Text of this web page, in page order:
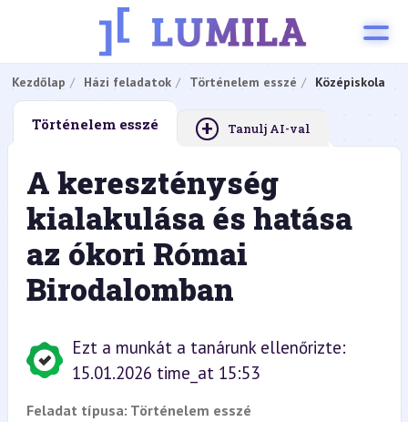
Kezdőlap Házi feladatok Történelem esszé Középiskola
Történelem esszé + Tanulj AI-val
A kereszténység
kialakulása és hatása
az ókori Római
Birodalomban
Ezt a munkát a tanárunk ellenőrizte:
15.01.2026 time_at 15:53
Feladat típusa: Történelem esszé